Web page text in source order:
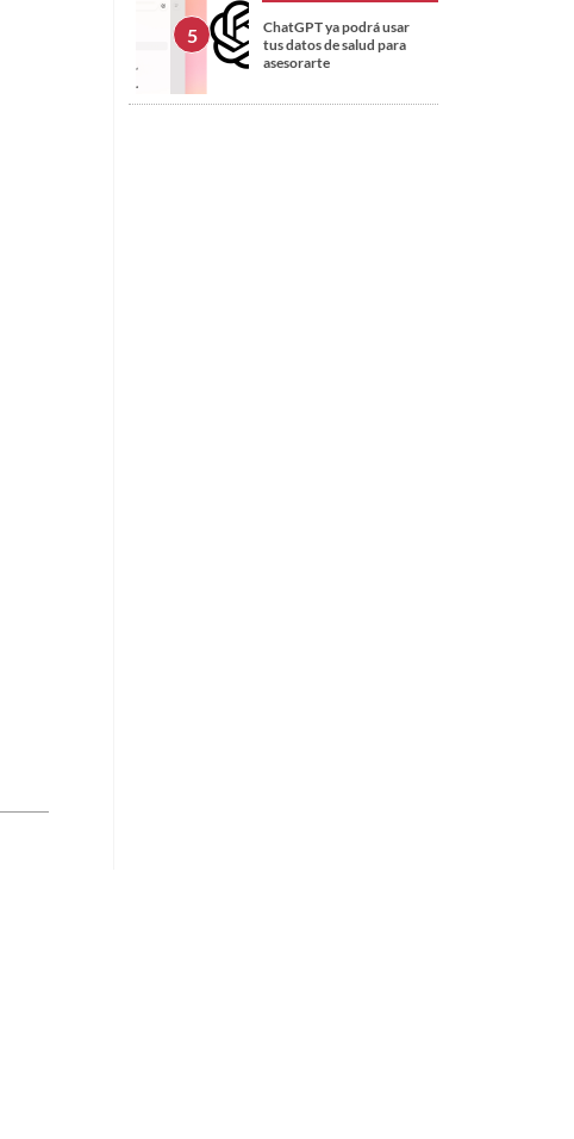
ChatGPT ya podrá usar
tus datos de salud para
asesorarte